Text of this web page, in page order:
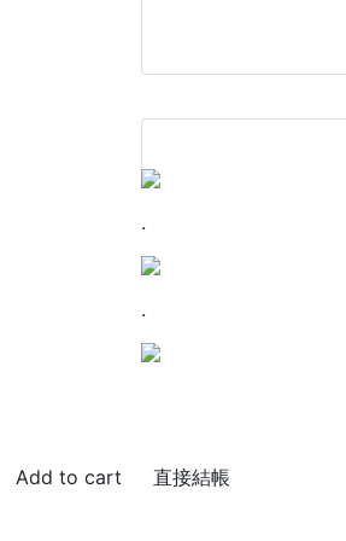
.
.
直接結帳